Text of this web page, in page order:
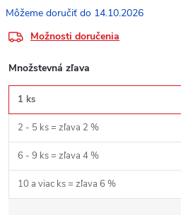
14.10.2026
Možnosti doručenia
Množstevná zľava
1 ks
2 - 5 ks = zľava 2 %
6 - 9 ks = zľava 4 %
10 a viac ks = zľava 6 %